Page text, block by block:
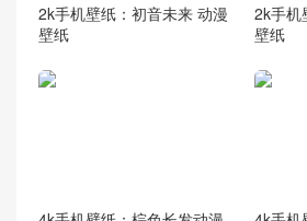
2k手机壁纸：初音未来 动漫
壁纸
2k手机
壁纸